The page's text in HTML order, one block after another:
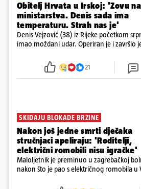
Obitelj Hrvata u Irskoj: 'Zovu
ministarstva. Denis sada ima
temperaturu. Strah nas je'
Denis Vejzović (38) iz Rijeke početkom
imao moždani udar. Operiran je i završio
tamošnji liječnici ne vjeruju u oporavak:
21
SKIDAJU BLOKADE BRZINE
Nakon još jedne smrti dječaka
stručnjaci apeliraju: 'Roditelji,
električni romobili nisu igračke'
Maloljetnik je preminuo u zagrebačkoj
nakon što je pao s električnog romobila u